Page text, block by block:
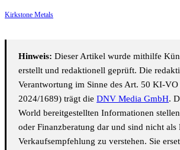
Kirkstone Metals
Hinweis: Dieser Artikel wurde mithilfe
erstellt und redaktionell geprüft. Die
Verantwortung im Sinne des Art. 50 KI-
2024/1689) trägt die DNV Media GmbH.
World bereitgestellten Informationen
oder Finanzberatung dar und sind nicht als
Verkaufsempfehlung zu verstehen. Sie